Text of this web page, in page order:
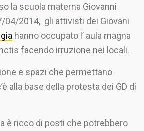
la scuola materna Giovanni
04/2014, gli attivisti dei Giovani
hanno occupato l’ aula magna
facendo irruzione nei locali.
e spazi che permettano
alla base della protesta dei GD di
è ricco di posti che potrebbero